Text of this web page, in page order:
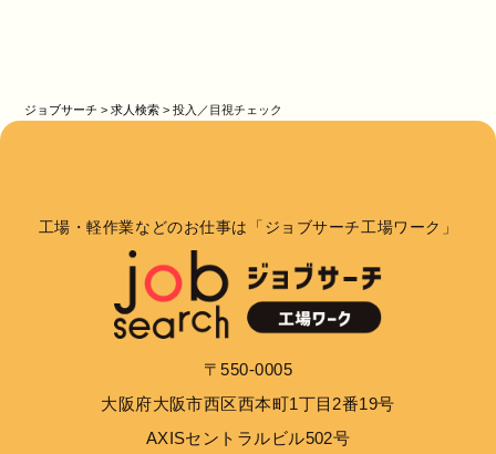
ジョブサーチ >求人検索 >投入／目視チェック
工場・軽作業などのお仕事は「ジョブサーチ工場ワーク」
〒550-0005
大阪府大阪市西区西本町1丁目2番19号
AXISセントラルビル502号